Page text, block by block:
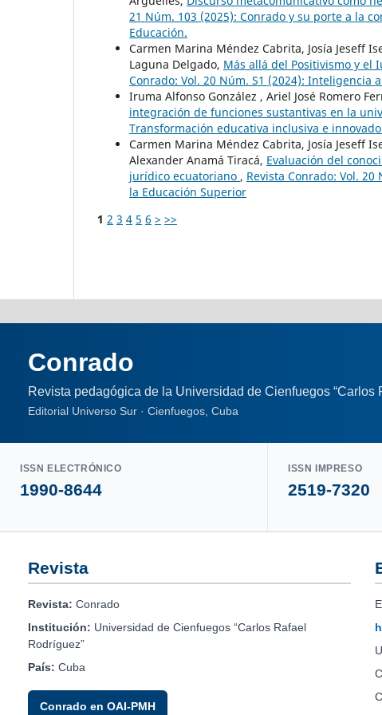
21 Núm. 103 (2025): Conrado y su porte a la
Educación.
Carmen Marina Méndez Cabrita, Josía Jeseff
Laguna Delgado, Más allá del Positivismo y
Conrado: Vol. 20 Núm. S1 (2024):
Iruma Alfonso González , Ariel José Romero
integración de funciones sustantivas en la
Transformación educativa inclusiva e
Carmen Marina Méndez Cabrita, Josía Jeseff
Alexander Anamá Tiracá, Evaluación del
jurídico ecuatoriano , Revista Conrado: Vol.
la Educación Superior
1 2 3 4 5 6 > >>
Conrado
Revista pedagógica de la Universidad de Cienfuegos “Carlos
Editorial Universo Sur · Cienfuegos, Cuba
ISSN ELECTRÓNICO
1990-8644
ISSN IMPRESO
2519-7320
Revista
Revista: Conrado
Institución: Universidad de Cienfuegos “Carlos Rafael
Rodríguez”
País: Cuba
Conrado en OAI-PMH